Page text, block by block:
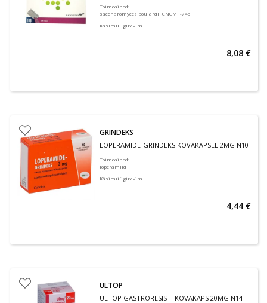
Toimeained:
saccharomyces boulardii CNCM I-745
Käsimüügiravim
8,08 €
GRINDEKS
LOPERAMIDE-GRINDEKS KÕVAKAPSEL 2MG N10
Toimeained:
loperamiid
Käsimüügiravim
4,44 €
ULTOP
ULTOP GASTRORESIST. KÕVAKAPS 20MG N14